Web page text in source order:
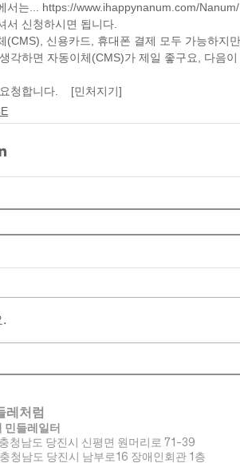
서는... https://www.ihappynanum.com/
서 신청하시면 됩니다.
(CMS), 신용카드, 휴대폰 결제 모두 가능하지
각하면 자동이체(CMS)가 제일 좋구요, 다음
청합니다.    [민처지기]
.
레처럼
민들레일터
청남도 당진시 신평면 원머리로 71-39
청남도 당진시 남부로16 장애인회관 1층